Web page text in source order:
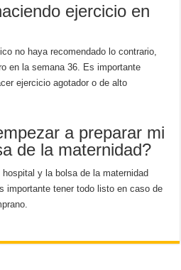
ejercicio en
no haya recomendado lo contrario,
en la semana 36. Es importante
ejercicio agotador o de alto
a preparar mi
de la maternidad?
y la bolsa de la maternidad
importante tener todo listo en caso de